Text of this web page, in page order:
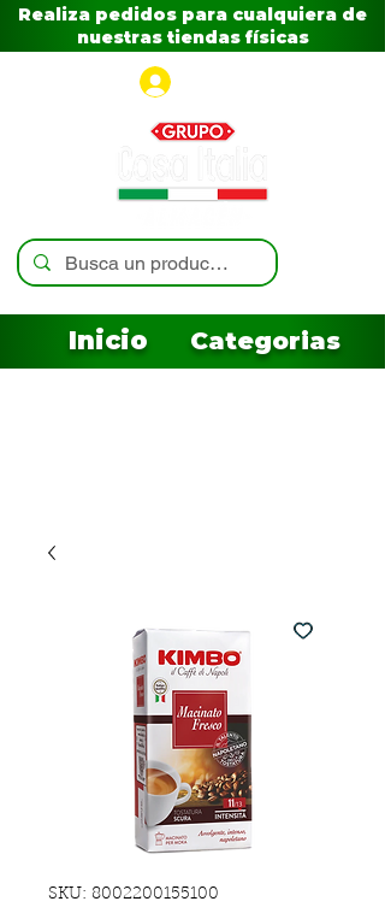
Realiza pedidos para cualquiera de
nuestras tiendas físicas
Inicio Categorias
SKU: 8002200155100